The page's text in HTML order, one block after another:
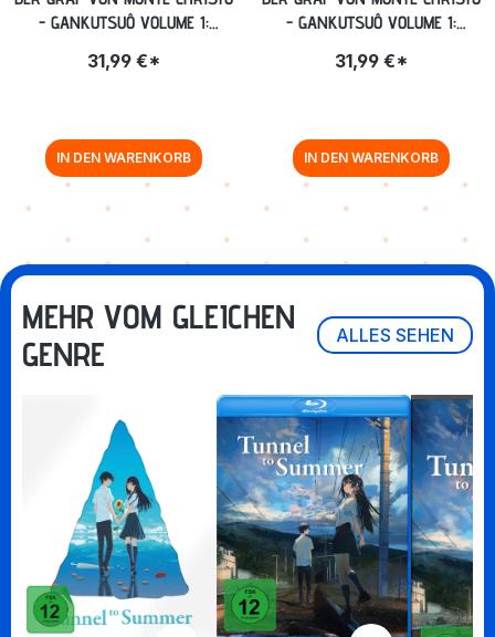
- GANKUTSUÔ VOLUME 1:
31,99 €*
IN DEN WARENKORB
- GANKUTSUÔ VOLUME 1:
31,99 €*
IN DEN WARENKORB
MEHR VOM GLEICHEN
GENRE
ALLES SEHEN